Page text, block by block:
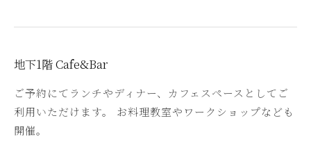
地下1階 Cafe&Bar
ご予約にてランチやディナー、カフェスペースとしてご
利用いただけます。 お料理教室やワークショップなども
開催。